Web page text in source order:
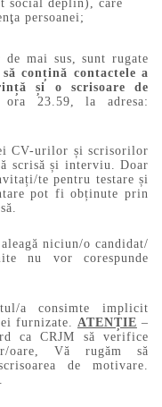
social deplin), care
persoanei;
de mai sus, sunt rugate
conțină contactele a
și o scrisoare de
ora 23.59, la adresa:
CV-urilor și scrisorilor
scrisă și interviu. Doar
te pentru testare și
pot fi obținute prin
niciun/o candidat/
nu vor corespunde
a consimte implicit
furnizate. ATENȚIE –
ca CRJM să verifice
oare, Vă rugăm să
de motivare.